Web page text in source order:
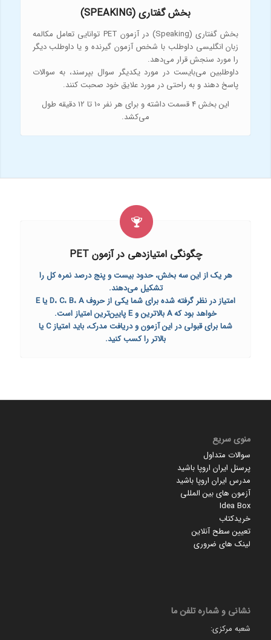
بخش گفتاری (SPEAKING)
بخش گفتاری (Speaking) در آزمون PET توانایی تعامل مکالمه
زبان انگلیسی داوطلب با شخص آزمون گیرنده و یا داوطلب دیگر
را مورد سنجش قرار می‌دهد.
داوطلبین می‌بایست در مورد یکدیگر سوال بپرسند، به سوالات
پاسخ دهند و به راحتی در مورد علایق خود صحبت کنند.
این بخش 4 قسمت داشته و برای هر نفر 10 تا 12 دقیقه طول
می‌کشد.
چگونگی امتیازدهی در آزمون PET
هر یک از این سه بخش، حدود بیست و پنج درصد نمره کل را
تشکیل می‌دهند.
امتیاز در نظر گرفته شده برای شما یکی از حروف D، C، B، A یا E
خواهد بود که A بالاترین و E پایین‌ترین امتیاز است.
شما برای قبولی در این آزمون و دریافت مدرک، باید امتیاز C یا
بالاتر را کسب کنید.
منوی سریع
سوالات متداول
پرسنل ایران اروپا باشید
مدرس ایران اروپا باشید
آزمون های بین المللی
Idea Box
خریدکتاب
تعیین سطح آنلاین
لینک های ضروری
نشانی و شماره تلفن ما
شعبه مرکزی: